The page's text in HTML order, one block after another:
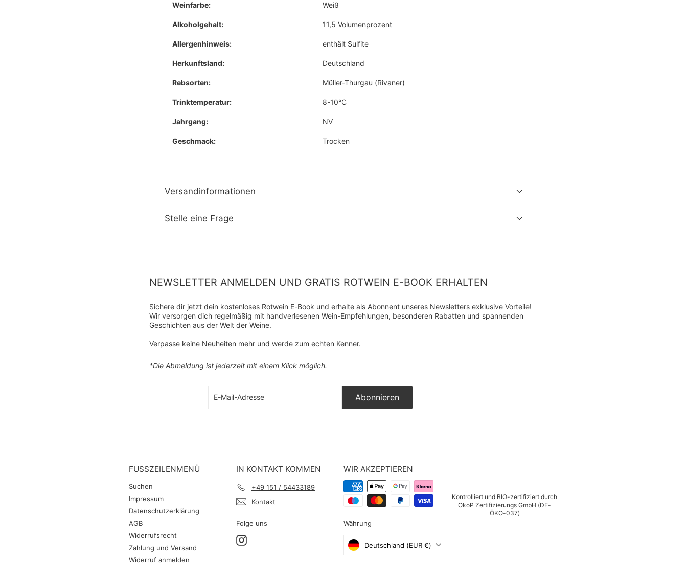
Weinfarbe: Weiß
Alkoholgehalt: 11,5 Volumenprozent
Allergenhinweis: enthält Sulfite
Herkunftsland: Deutschland
Rebsorten: Müller-Thurgau (Rivaner)
Trinktemperatur: 8-10°C
Jahrgang: NV
Geschmack: Trocken
Versandinformationen
Stelle eine Frage
NEWSLETTER ANMELDEN UND GRATIS ROTWEIN E-BOOK ERHALTEN
Sichere dir jetzt dein kostenloses Rotwein E-Book und erhalte als Abonnent unseres Newsletters exklusive Vorteile!
Wir versorgen dich regelmäßig mit handverlesenen Wein-Empfehlungen, besonderen Rabatten und spannenden
Geschichten aus der Welt der Weine.
Verpasse keine Neuheiten mehr und werde zum echten Kenner.
*Die Abmeldung ist jederzeit mit einem Klick möglich.
Mail-
Abonnieren
FUSSZEILENMENÜ
Suchen
Impressum
Datenschutzerklärung
AGB
Widerrufsrecht
Zahlung und Versand
Widerruf anmelden
IN KONTAKT KOMMEN
+49 151 / 54433189
Kontakt
Folge uns
Instagram
WIR AKZEPTIEREN
Währung
Deutschland (EUR €)
Kontrolliert und BIO-zertifiziert durch
ÖkoP Zertifizierungs GmbH (DE-
ÖKO-037)